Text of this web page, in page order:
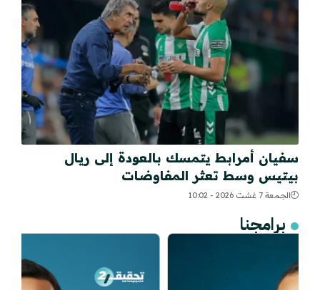
سفيان أمرابط يتمسك بالعودة إلى ريال
بيتيس وسط تعثر المفاوضات
الجمعة 7 غشت 2026 - 10:02
برامجنا